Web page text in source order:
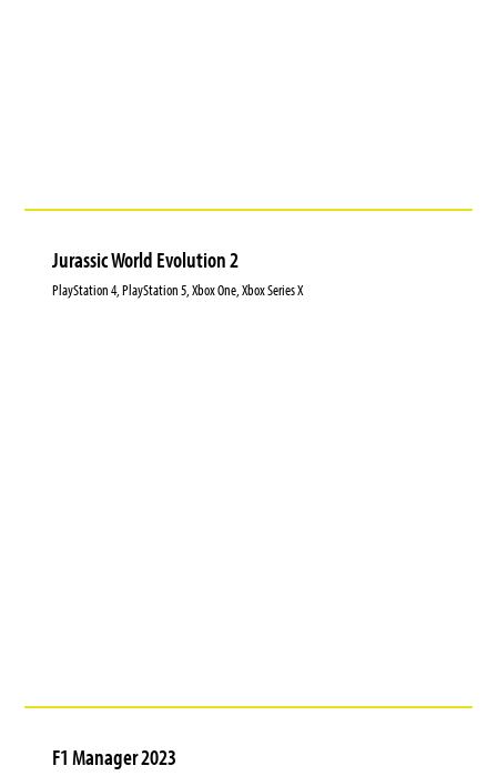
Jurassic World Evolution 2
PlayStation 4, PlayStation 5, Xbox One, Xbox Series X
F1 Manager 2023